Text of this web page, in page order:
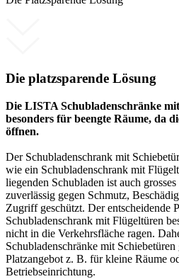
Die platzsparende Lösung
Die LISTA Schubladenschränke
besonders für beengte Räume, da
öffnen.
Der Schubladenschrank mit
wie ein Schubladenschrank mit
liegenden Schubladen ist auch
zuverlässig gegen Schmutz,
Zugriff geschützt. Der entscheidende
Schubladenschrank mit Flügeltüren
nicht in die Verkehrsfläche ragen.
Schubladenschränke mit
Platzangebot z. B. für kleine Räume
Betriebseinrichtung.